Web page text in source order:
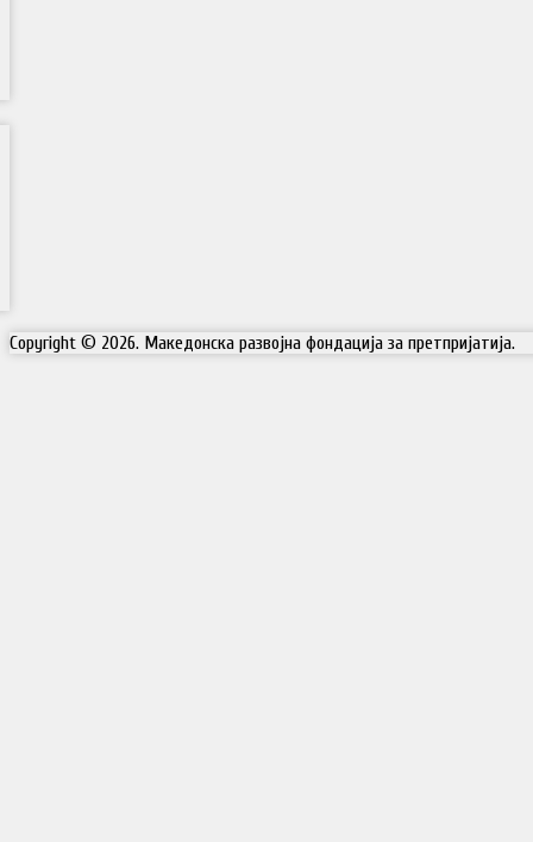
Copyright © 2026. Македонска развојна фондација за претпријатија.